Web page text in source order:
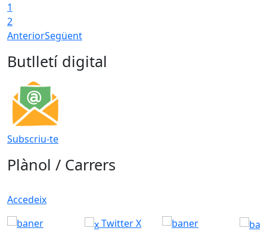
1
2
AnteriorSegüent
Butlletí digital
Subscriu-te
Plànol / Carrers
Accedeix
Twitter X